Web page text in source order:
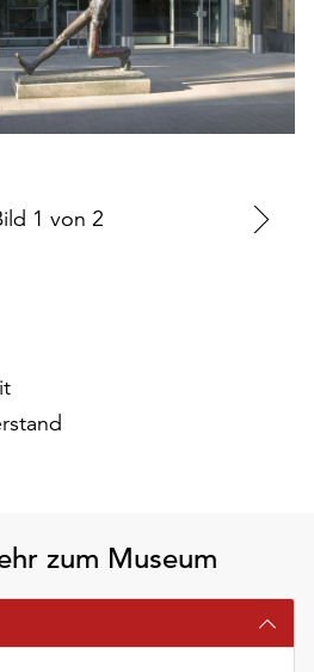
1 von 2
zum Museum